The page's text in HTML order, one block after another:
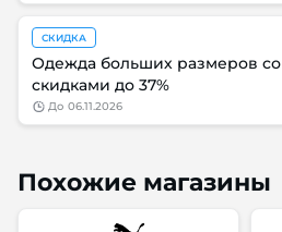
СКИДКА
Одежда больших размеров со
скидками до 37%
до 06.11.2026
Похожие магазины